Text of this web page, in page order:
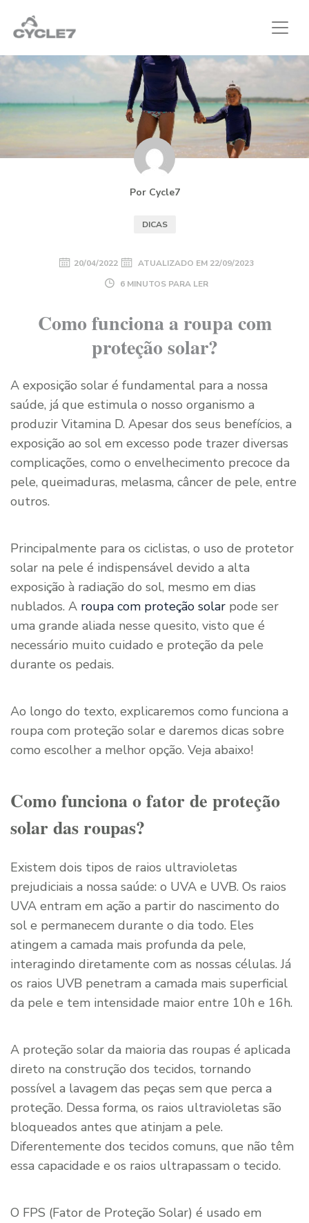
Por Cycle7
DICAS
20/04/2022 ATUALIZADO EM 22/09/2023
6 MINUTOS PARA LER
Como funciona a roupa com
proteção solar?
A exposição solar é fundamental para a nossa
saúde, já que estimula o nosso organismo a
produzir Vitamina D. Apesar dos seus benefícios, a
exposição ao sol em excesso pode trazer diversas
complicações, como o envelhecimento precoce da
pele, queimaduras, melasma, câncer de pele, entre
outros.
Principalmente para os ciclistas, o uso de protetor
solar na pele é indispensável devido a alta
exposição à radiação do sol, mesmo em dias
nublados. A roupa com proteção solar pode ser
uma grande aliada nesse quesito, visto que é
necessário muito cuidado e proteção da pele
durante os pedais.
Ao longo do texto, explicaremos como funciona a
roupa com proteção solar e daremos dicas sobre
como escolher a melhor opção. Veja abaixo!
Como funciona o fator de proteção
solar das roupas?
Existem dois tipos de raios ultravioletas
prejudiciais a nossa saúde: o UVA e UVB. Os raios
UVA entram em ação a partir do nascimento do
sol e permanecem durante o dia todo. Eles
atingem a camada mais profunda da pele,
interagindo diretamente com as nossas células. Já
os raios UVB penetram a camada mais superficial
da pele e tem intensidade maior entre 10h e 16h.
A proteção solar da maioria das roupas é aplicada
direto na construção dos tecidos, tornando
possível a lavagem das peças sem que perca a
proteção. Dessa forma, os raios ultravioletas são
bloqueados antes que atinjam a pele.
Diferentemente dos tecidos comuns, que não têm
essa capacidade e os raios ultrapassam o tecido.
O FPS (Fator de Proteção Solar) é usado em